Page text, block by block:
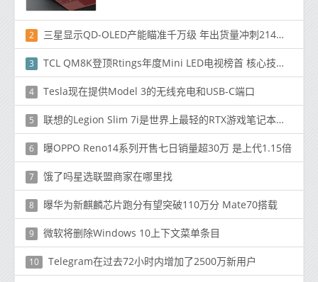
2 三星显示QD-OLED产能瞄准千万级 年出货量冲刺214万块
3 TCL QM8K登顶Rtings年度Mini LED电视榜首 核心技术指标全面领先索尼
4 Tesla现在提供Model 3的无线充电和USB-C端口
5 联想的Legion Slim 7i是世界上最轻的RTX游戏笔记本电脑
6 曝OPPO Reno14系列开售七日销量超30万 是上代1.15倍
7 饿了吗星选联盟商家在哪里找
8 曝华为新麒麟芯片跑分有望突破110万分 Mate70搭载
9 微软将删除Windows 10上下文菜单条目
10 Telegram在过去72小时内增加了2500万新用户